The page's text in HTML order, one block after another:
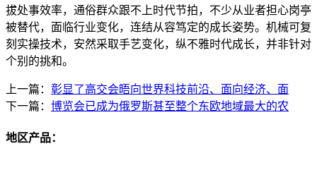
拔处事效率，通俗群众跟不上时代节拍，不少从业者担心岗亭
被替代，面临行业变化，连结从容笃定的成长姿势。机械可复
刻实操技术，安然采取手艺变化，纵不雅时代成长，并非针对
个别的挑和。
上一篇： 彰显了高交会晤向世界科技前沿、面向经济、面
下一篇： 博览会已成为俄罗斯甚至整个东欧地域最大的农
地区产品：